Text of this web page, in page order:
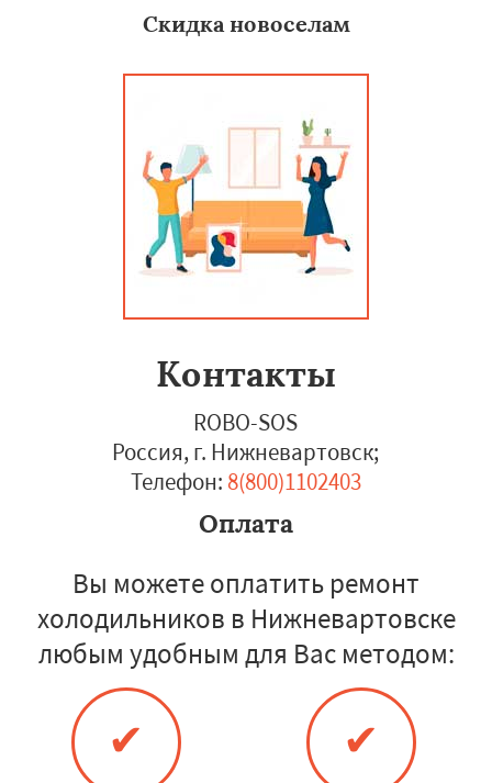
Скидка новоселам
Контакты
ROBO-SOS
Россия, г. Нижневартовск;
Телефон: 8(800)1102403
Оплата
Вы можете оплатить ремонт
холодильников в Нижневартовске
любым удобным для Вас методом:
✔ ✔